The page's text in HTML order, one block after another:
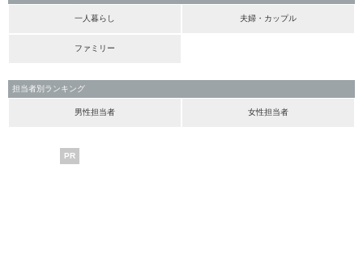
一人暮らし 夫婦・カップル
ファミリー
担当者別ランキング
男性担当者 女性担当者
PR